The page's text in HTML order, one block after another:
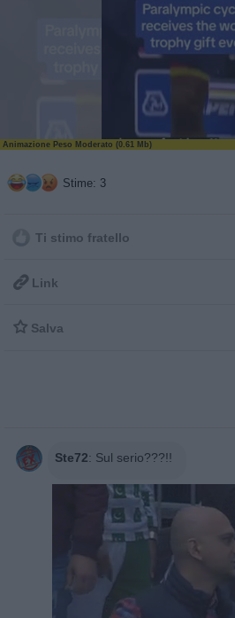
Animazione Peso Moderato (0.61 Mb)
Stime: 3
Ti stimo fratello
 Link
 Salva
Ste72: Sul serio???!!